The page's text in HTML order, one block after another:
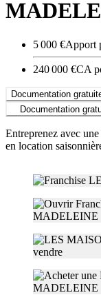
5 000 €Apport
240 000 €CA
Documentation
Documentation
Entreprenez avec
en location